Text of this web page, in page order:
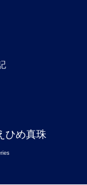
ひめ真珠